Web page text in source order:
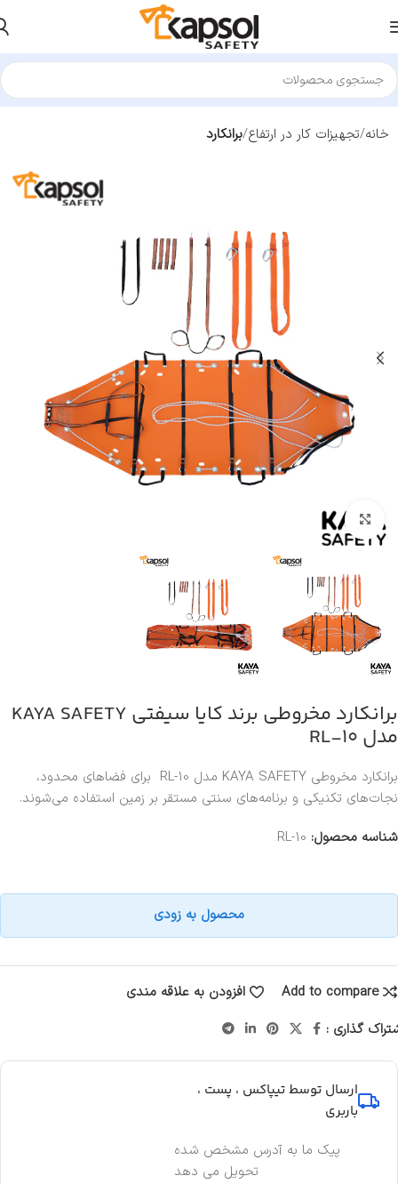
خانه تجهیزات کار در ارتفاع برانکارد
بزرگنمایی تصویر
برانکارد مخروطی برند کایا سیفتی KAYA SAFETY
مدل RL-10
برانکارد مخروطی KAYA SAFETY مدل RL-10 برای فضاهای محدود،
نجات‌های تکنیکی و برنامه‌های سنتی مستقر بر زمین استفاده می‌شوند.
شناسه محصول: RL-10
محصول به زودی
Add to compare
افزودن به علاقه مندی
گذاری :
ارسال توسط تیپاکس ، پست ،
باربری
پیک ما به آدرس مشخص شده
تحویل می دهد